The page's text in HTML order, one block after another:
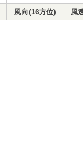
風向(16方位) 風